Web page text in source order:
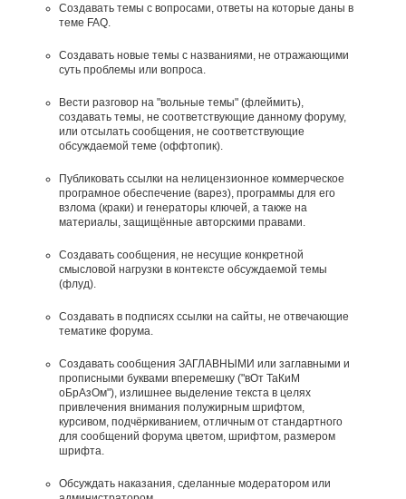
Создавать темы с вопросами, ответы на которые даны в
теме FAQ.
Создавать новые темы с названиями, не отражающими
суть проблемы или вопроса.
Вести разговор на "вольные темы" (флеймить),
создавать темы, не соответствующие данному форуму,
или отсылать сообщения, не соответствующие
обсуждаемой теме (оффтопик).
Публиковать ссылки на нелицензионное коммерческое
програмное обеспечение (варез), программы для его
взлома (краки) и генераторы ключей, а также на
материалы, защищённые авторскими правами.
Создавать сообщения, не несущие конкретной
смысловой нагрузки в контексте обсуждаемой темы
(флуд).
Создавать в подписях ссылки на сайты, не отвечающие
тематике форума.
Cоздавать сообщения ЗАГЛАВНЫМИ или заглавными и
прописными буквами вперемешку ("вОт ТаКиМ
оБрАзОм"), излишнее выделение текста в целях
привлечения внимания полужирным шрифтом,
курсивом, подчёркиванием, отличным от стандартного
для сообщений форума цветом, шрифтом, размером
шрифта.
Обсуждать наказания, сделанные модератором или